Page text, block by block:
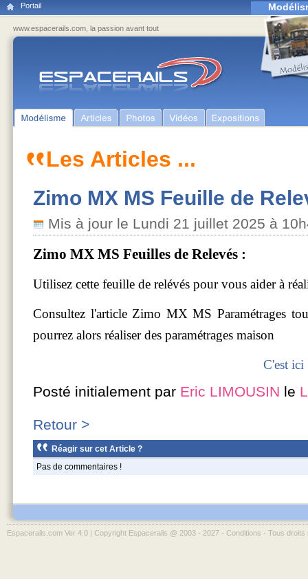
Portail
www.espacerails.com, la passion avant tout
Les Articles ...
Zimo MX MS Feuille de
Mis à jour le Lundi 21 juillet 2025 à
Zimo MX MS Feuilles de Relevés :
Utilisez cette feuille de relévés pour vous aider à
Consultez l'article Zimo MX MS Paramétrages
pourrez alors réaliser des paramétrages maison
C'est ici
Posté initialement par Eric LIMOUSIN le
Retour >
Réagir sur cet Article ?
Pas de commentaires !
Espacerails.com Ver 4.0 | Copyright Espacerails @ 2003 - 2027 - Conditions - Tous droits